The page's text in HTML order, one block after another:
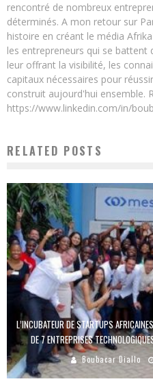
rencontré de nombreux
déterminés. A mon retour sur
histoire en créant le média
les entrepreneurs qui se
leur offrant la visibilité, les
capitaux nécessaires pour
construit aujourd'hui ensemble.
https://www.linkedin.com/in/
RELATED POSTS
L’INCUBATEUR DE STARTUPS
DE 7 ENTREPRISES
Boubacar Diallo